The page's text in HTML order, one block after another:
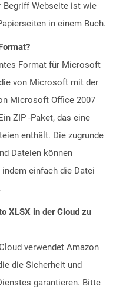
Begriff Webseite ist wie
in einem Buch.
Format für Microsoft
von Microsoft mit der
Microsoft Office 2007
ZIP -Paket, das eine
enthält. Die zugrunde
Dateien können
einfach die Datei
XLSX in der Cloud zu
verwendet Amazon
die Sicherheit und
garantieren. Bitte